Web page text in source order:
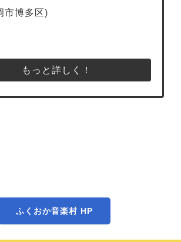
市博多区)
もっと詳しく！
ふくおか音楽村 HP